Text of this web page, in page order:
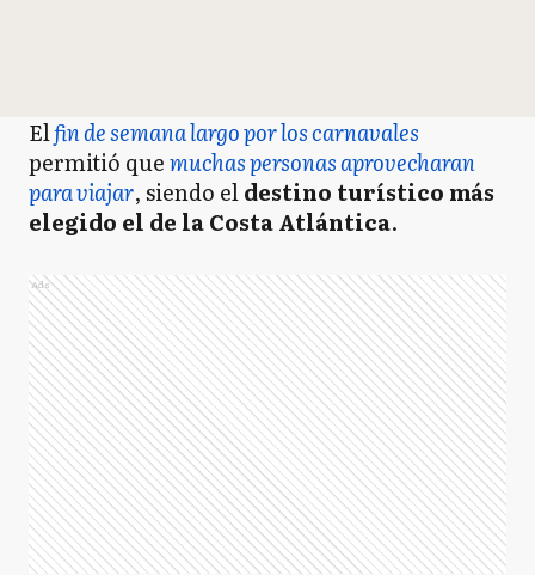
Elfin de semana largo por los carnavales
permitió quemuchas personas aprovecharan
para viajar, siendo eldestino turístico más
elegido el de la Costa Atlántica.
Ads